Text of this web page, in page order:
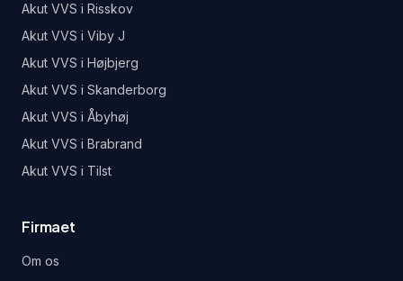
Akut VVS i Risskov
Akut VVS i Viby J
Akut VVS i Højbjerg
Akut VVS i Skanderborg
Akut VVS i Åbyhøj
Akut VVS i Brabrand
Akut VVS i Tilst
Firmaet
Om os